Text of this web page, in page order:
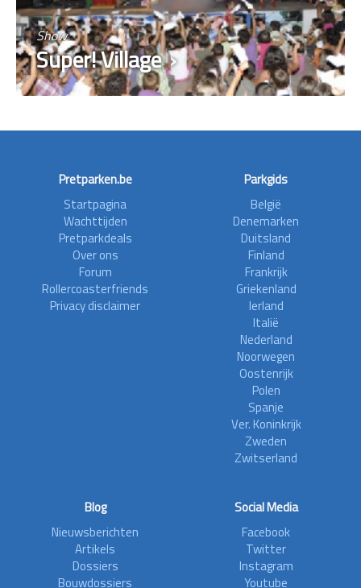
Show
Super! Village
Pretparken.be
Startpagina
Wachttijden
Pretparkdeals
Over ons
Forum
Rollercoasterfriends
Privacy disclaimer
Parkgids
België
Denemarken
Duitsland
Finland
Frankrijk
Griekenland
Ierland
Italië
Nederland
Noorwegen
Oostenrijk
Polen
Spanje
Ver. Koninkrijk
Zweden
Zwitserland
Blog
Nieuwsberichten
Artikels
Dossiers
Bouwdossiers
Social Media
Facebook
Twitter
Instagram
Youtube